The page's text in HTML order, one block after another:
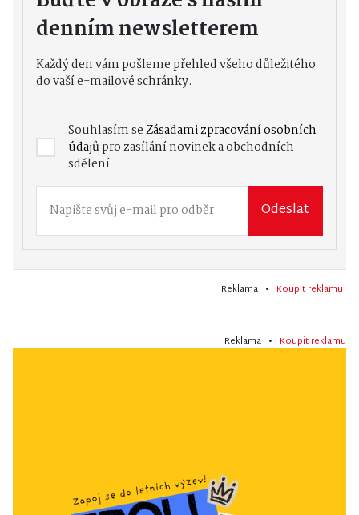
denním newsletterem
Každý den vám pošleme přehled všeho důležitého
do vaší e-mailové schránky.
Souhlasím seZásadami zpracování osobních
údajůpro zasílání novinek a obchodních
sdělení
Odeslat
Reklama • Koupit reklamu
Reklama • Koupit reklamu